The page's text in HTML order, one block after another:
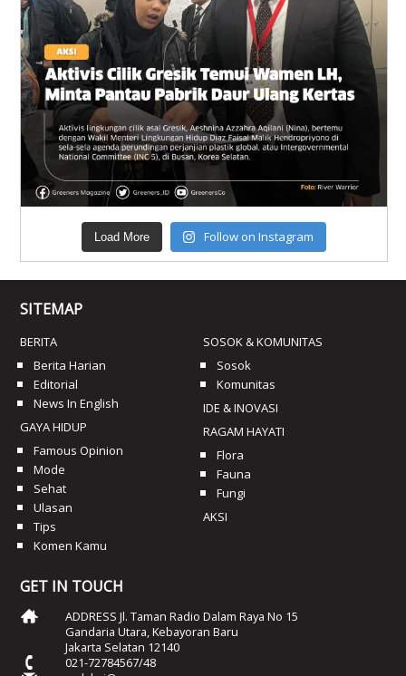
Load More Follow on Instagram
SITEMAP
BERITA
Berita Harian
Editorial
News In English
GAYA HIDUP
Famous Opinion
Mode
Sehat
Ulasan
Tips
Komen Kamu
SOSOK & KOMUNITAS
Sosok
Komunitas
IDE & INOVASI
RAGAM HAYATI
Flora
Fauna
Fungi
AKSI
GET IN TOUCH
ADDRESS Jl. Taman Radio Dalam Raya No 15
Gandaria Utara, Kebayoran Baru
Jakarta Selatan 12140
021-72784567/48